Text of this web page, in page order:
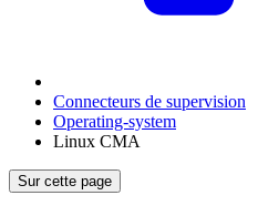
Connecteurs de supervision
Operating-system
Linux CMA
Sur cette page